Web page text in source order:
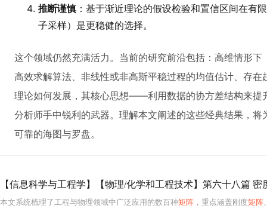
推断谨慎 ：基于渐近理论的假设检验和置信区间在有
子采样）是更稳健的选择。
这个领域仍然充满活力。当前的研究前沿包括：高维情形下
高效求解算法、非线性或非高斯平稳过程的均值估计、存
理论如何发展，其核心思想——利用数据的协方差结构来
分析师手中锐利的武器。理解本文阐述的这些经典结果，
可靠的海图与罗盘。
本文系统梳理了工程与物理领域中广泛应用的数百种矩阵 ，重点涵盖刚度矩阵